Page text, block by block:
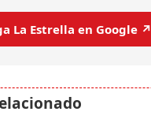
La Estrella en Google ↗️